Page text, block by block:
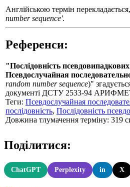
Англійською термін
number sequence'.
Референси:
"Послідовність
Псевдослучайная
random number sequence)"
документі ДСТУ 2533-94
Теги: Псевдослучайная
послідовність, Послідовність
Довжина тлумачення терміну: 319
Поділитися:
ChatGPT Perplexity in X